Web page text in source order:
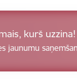
kurš uzzina!
jaunumu